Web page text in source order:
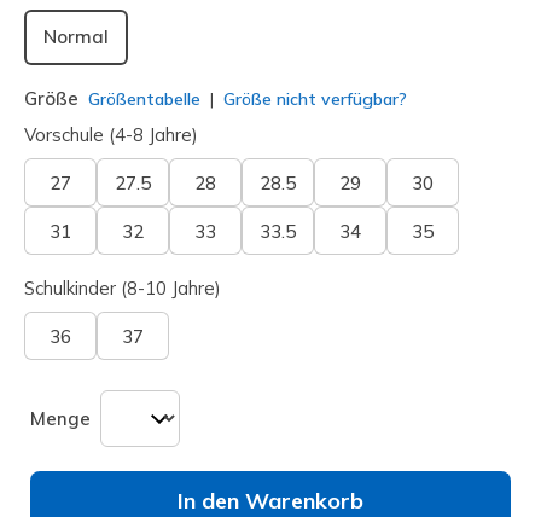
Normal
Größe Größentabelle Größe nicht verfügbar?
Vorschule (4-8 Jahre)
27 27.5 28 28.5 29 30
31 32 33 33.5 34 35
Schulkinder (8-10 Jahre)
36 37
Menge
In den Warenkorb